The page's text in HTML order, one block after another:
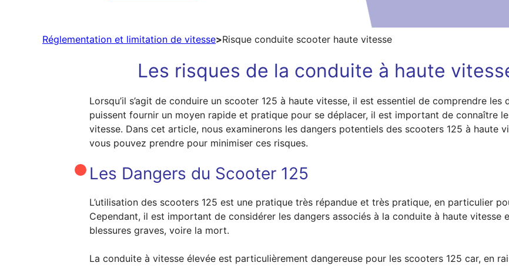
Réglementation et limitation de vitesse>Risque conduite scooter haute vitesse
Les risques de la conduite à haute
Lorsqu’il s’agit de conduire un scooter 125 à haute vitesse, il est essentiel de comprendre les
puissent fournir un moyen rapide et pratique pour se déplacer, il est important de connaître
vitesse. Dans cet article, nous examinerons les dangers potentiels des scooters 125 à haute
vous pouvez prendre pour minimiser ces risques.
Les Dangers du Scooter 125
L’utilisation des scooters 125 est une pratique très répandue et très pratique, en particulier
Cependant, il est important de considérer les dangers associés à la conduite à haute vitesse
blessures graves, voire la mort.
La conduite à vitesse élevée est particulièrement dangereuse pour les scooters 125 car, en